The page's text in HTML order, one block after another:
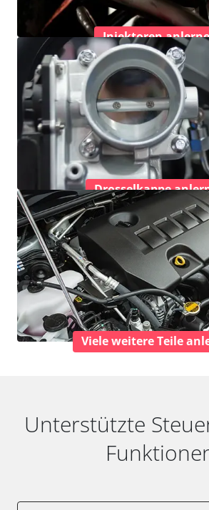
Injektoren
Drosselkappe
Viele weitere Teile
Unterstützte